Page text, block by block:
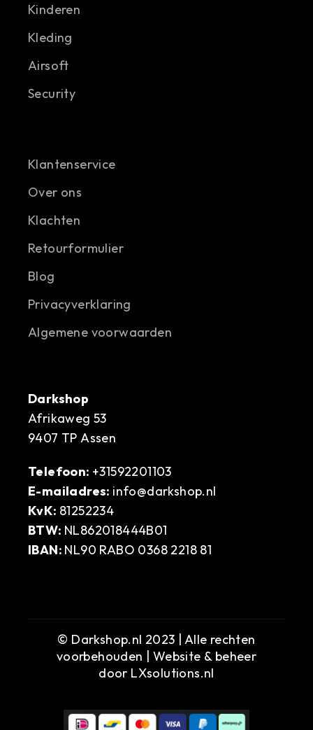
Kinderen
Kleding
Airsoft
Security
Klantenservice
Over ons
Klachten
Retourformulier
Blog
Privacyverklaring
Algemene voorwaarden
Darkshop
Afrikaweg 53
9407 TP Assen
Telefoon: +31592201103
E-mailadres: info@darkshop.nl
KvK: 81252234
BTW: NL862018444B01
IBAN: NL90 RABO 0368 2218 81
© Darkshop.nl 2023 | Alle rechten
voorbehouden | Website & beheer
door LXsolutions.nl